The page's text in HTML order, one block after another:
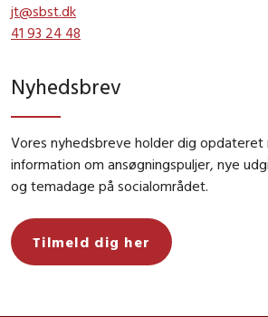
jt@sbst.dk
41 93 24 48
Nyhedsbrev
Vores nyhedsbreve holder dig opdateret
information om ansøgningspuljer, nye
og temadage på socialområdet.
Tilmeld dig her